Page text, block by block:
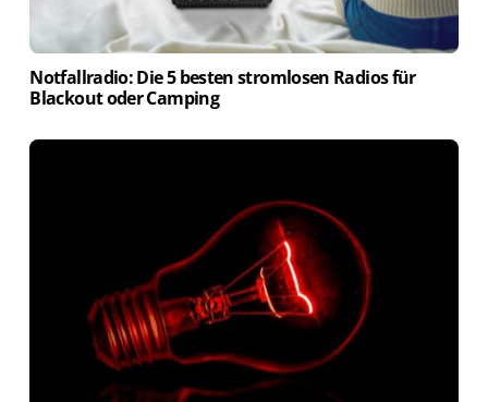
Notfallradio: Die 5 besten stromlosen Radios für
Blackout oder Camping